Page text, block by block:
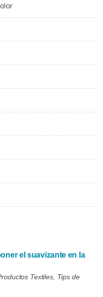
el suavizante en la
Textiles, Tips de